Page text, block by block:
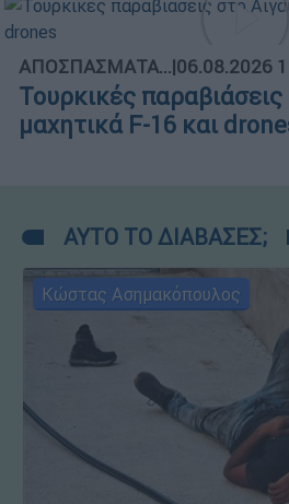
ΑΠΟΣΠΑΣΜΑΤΑ...|06.08.2026
Τουρκικές παραβιάσεις
μαχητικά F-16 και
ΑΥΤΟ ΤΟ ΔΙΑΒΑΣΕΣ;
Κώστας Ασημακόπουλος